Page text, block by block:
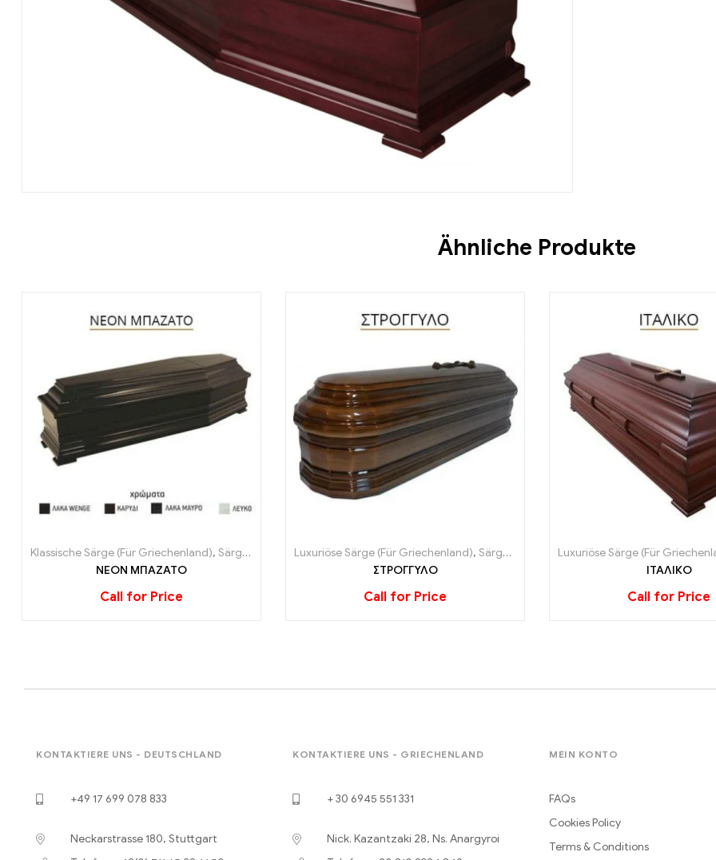
Ähnliche Produkte
Klassische Särge (Für Griechenland), Särge (Für Griechenland)
ΝΕΟΝ ΜΠΑΖΑΤΟ
Call for Price
Luxuriöse Särge (Für Griechenland), Särge (Für Griechenland)
ΣΤΡΟΓΓΥΛΟ
Call for Price
Luxuriöse Särge (Für
ΙΤΑΛΙΚΟ
Call for Price
KONTAKTIERE UNS - DEUTSCHLAND
+49 17 699 078 833
Neckarstrasse 180, Stuttgart
KONTAKTIERE UNS - GRIECHENLAND
+ 30 6945 551 331
Nick. Kazantzaki 28, Ns. Anargyroi
MEIN KONTO
FAQs
Cookies Policy
Terms & Conditions